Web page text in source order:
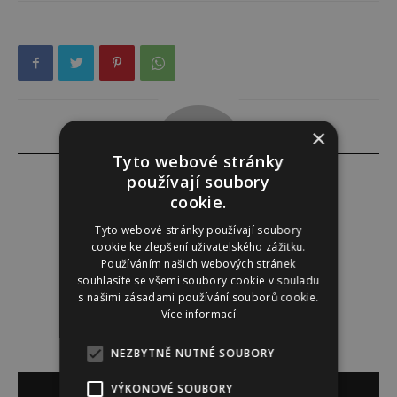
Dominika Krátká
http://www.sedmicka.cz
SOUVISEJÍCÍ ČLÁNKY
×
Tyto webové stránky
používají soubory
cookie.
Tyto webové stránky používají soubory
cookie ke zlepšení uživatelského zážitku.
Používáním našich webových stránek
souhlasíte se všemi soubory cookie v souladu
s našimi zásadami používání souborů cookie.
Více informací
NEZBYTNĚ NUTNÉ SOUBORY
VÝKONOVÉ SOUBORY